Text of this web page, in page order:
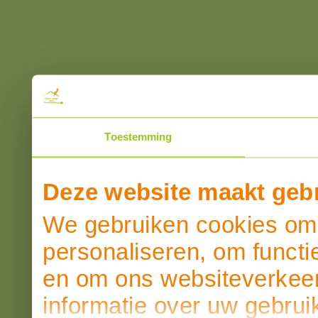
Toestemming
Deze website maakt
We gebruiken cookies
personaliseren, om
en om ons
informatie over uw